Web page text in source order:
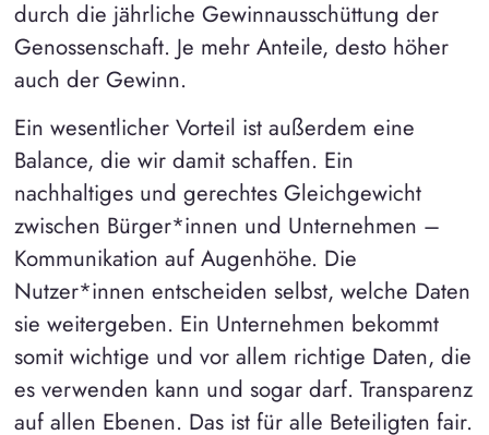
durch die jährliche Gewinnausschüttung der
Genossenschaft. Je mehr Anteile, desto höher
auch der Gewinn.
Ein wesentlicher Vorteil ist außerdem eine
Balance, die wir damit schaffen. Ein
nachhaltiges und gerechtes Gleichgewicht
zwischen Bürger*innen und Unternehmen –
Kommunikation auf Augenhöhe. Die
Nutzer*innen entscheiden selbst, welche Daten
sie weitergeben. Ein Unternehmen bekommt
somit wichtige und vor allem richtige Daten, die
es verwenden kann und sogar darf. Transparenz
auf allen Ebenen. Das ist für alle Beteiligten fair.